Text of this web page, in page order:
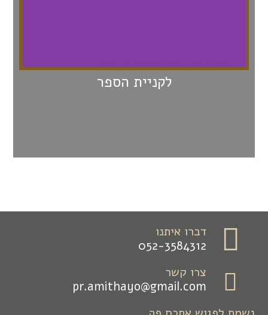
עמית חיו שר על פריז ועל
רמלה
לקניית הספר
דברו איתנו
052-3584312
צרו קשר
pr.amithayo@gmail.com